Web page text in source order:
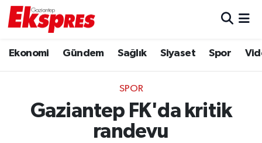
Ekonomi Gündem Sağlık Siyaset Spor
SPOR
Gaziantep FK'da kritik
randevu
Ekonomi
Gaziantep son dakika
Trafik Durumu
Puan Durumu ve Fikstür
Tüm Manşetler